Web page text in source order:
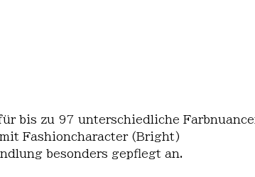
bis zu 97 unterschiedliche
Fashioncharacter (Bright)
besonders gepflegt an.